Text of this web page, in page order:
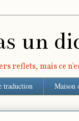
un
reflets, mais ce
traduction Maison